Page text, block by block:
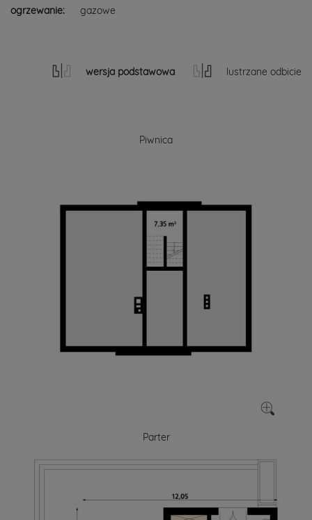
ogrzewanie: gazowe
wersja podstawowa lustrzane odbicie
Piwnica
Parter